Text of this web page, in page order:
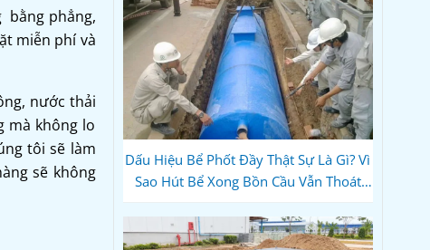
bằng phẳng,
miễn phí và
nước thải
mà không lo
tôi sẽ làm
sẽ không
Dấu Hiệu Bể Phốt Đầy Thật Sự Là Gì? Vì
Sao Hút Bể Xong Bồn Cầu Vẫn Thoát